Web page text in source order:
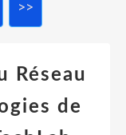
>>
Réseau
de